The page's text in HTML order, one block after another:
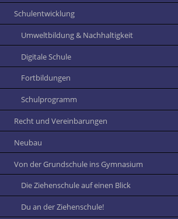
Schulentwicklung
Umweltbildung & Nachhaltigkeit
Digitale Schule
Fortbildungen
Schulprogramm
Recht und Vereinbarungen
Neubau
Von der Grundschule ins Gymnasium
Die Ziehenschule auf einen Blick
Du an der Ziehenschule!